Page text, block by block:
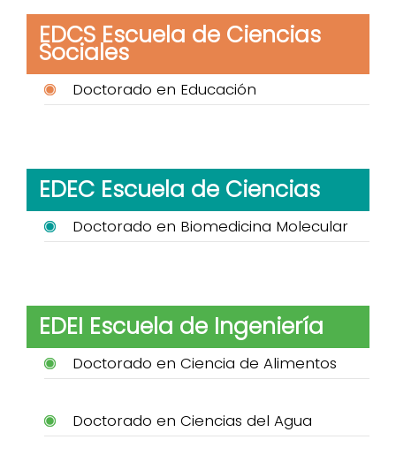
EDCS Escuela de Ciencias
Sociales
Doctorado en Educación
EDEC Escuela de Ciencias
Doctorado en Biomedicina Molecular
EDEI Escuela de Ingeniería
Doctorado en Ciencia de Alimentos
Doctorado en Ciencias del Agua